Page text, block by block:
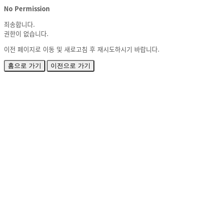
No Permission
죄송합니다.
권한이 없습니다.
이전 페이지로 이동 및 새로고침 후 재시도하시기 바랍니다.
홈으로 가기 이전으로 가기